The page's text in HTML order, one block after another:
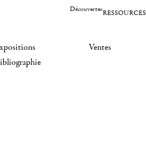
DécouvertesRESSOURCES
Ventes